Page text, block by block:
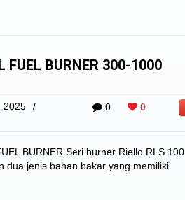
FUEL BURNER 300-1000
0 0
2025
/
BURNER Seri burner Riello RLS 100
dua jenis bahan bakar yang memiliki